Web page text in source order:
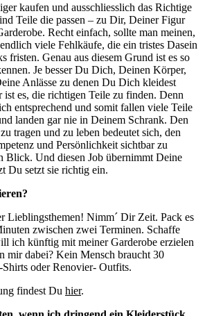
kaufen und ausschliesslich das Richtige
Teile die passen – zu Dir, Deiner Figur
Recht einfach, sollte man meinen,
viele Fehlkäufe, die ein tristes Dasein
fristen. Genau aus diesem Grund ist es so
Je besser Du Dich, Deinen Körper,
Anlässe zu denen Du Dich kleidest
ist es, die richtigen Teile zu finden. Denn
entsprechend und somit fallen viele Teile
landen gar nie in Deinem Schrank. Den
tragen und zu leben bedeutet sich, den
und Persönlichkeit sichtbar zu
Blick. Und diesen Job übernimmt Deine
Du setzt sie richtig ein.
Lieblingsthemen! Nimm´ Dir Zeit. Pack es
zwischen zwei Terminen. Schaffe
ich künftig mit meiner Garderobe erzielen
mir dabei? Kein Mensch braucht 30
oder Renovier- Outfits.
findest Du hier.